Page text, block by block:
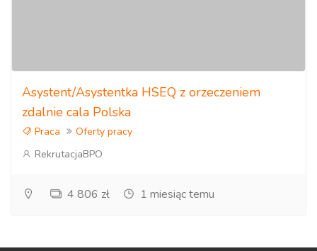
Asystent/Asystentka HSEQ z orzeczeniem
zdalnie cala Polska
Praca
Oferty pracy
RekrutacjaBPO
4 806 zł 1 miesiąc temu